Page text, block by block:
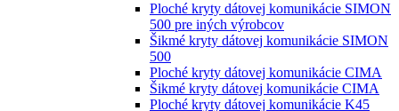
Ploché kryty dátovej komunikácie SIMON
500 pre iných výrobcov
Šikmé kryty dátovej komunikácie SIMON
500
Ploché kryty dátovej komunikácie CIMA
Šikmé kryty dátovej komunikácie CIMA
Ploché kryty dátovej komunikácie K45